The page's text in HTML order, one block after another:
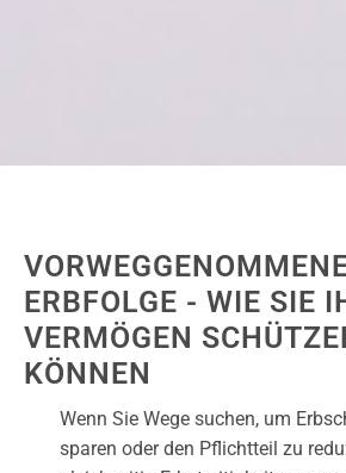
ERBFOLGE - WIE SIE
VERMÖGEN
KÖNNEN
Wenn Sie Wege suchen, um
sparen oder den Pflichtteil zu